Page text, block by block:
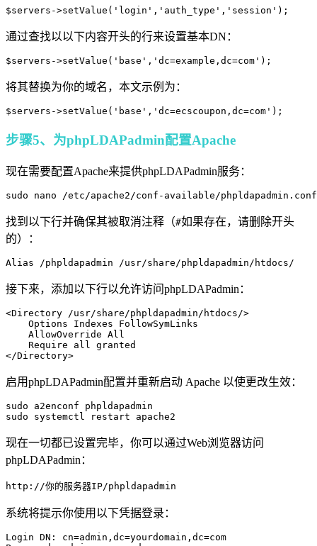
$servers->setValue('login','auth_type','session');
通过查找以以下内容开头的行来设置基本DN：
$servers->setValue('base','dc=example,dc=com');
将其替换为你的域名，本文示例为：
步骤5、为phpLDAPadmin配置Apache
现在需要配置Apache来提供phpLDAPadmin服务：
sudo nano /etc/apache2/conf-available/phpldapadmin.conf
找到以下行并确保其被取消注释（#如果存在，请删除开头
的）：
Alias /phpldapadmin /usr/share/phpldapadmin/htdocs/
接下来，添加以下行以允许访问phpLDAPadmin：
<Directory /usr/share/phpldapadmin/htdocs/>
    Options Indexes FollowSymLinks
    AllowOverride All
    Require all granted
</Directory>
启用phpLDAPadmin配置并重新启动 Apache 以使更改生效：
sudo a2enconf phpldapadmin
sudo systemctl restart apache2
现在一切都已设置完毕，你可以通过Web浏览器访问
phpLDAPadmin：
系统将提示你使用以下凭据登录：
Login DN: cn=admin,dc=yourdomain,dc=com